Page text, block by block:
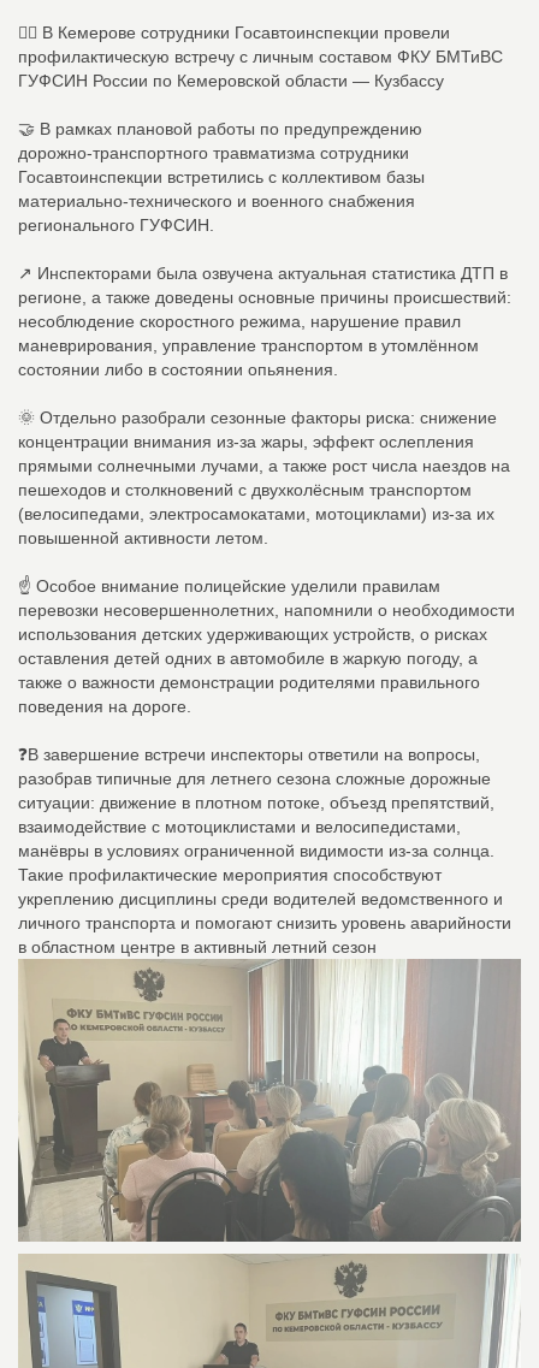
👮‍♂ В Кемерове сотрудники Госавтоинспекции провели
профилактическую встречу с личным составом ФКУ БМТиВС
ГУФСИН России по Кемеровской области — Кузбассу
🤝 В рамках плановой работы по предупреждению
дорожно‑транспортного травматизма сотрудники
Госавтоинспекции встретились с коллективом базы
материально‑технического и военного снабжения
регионального ГУФСИН.
↗ Инспекторами была озвучена актуальная статистика ДТП в
регионе, а также доведены основные причины происшествий:
несоблюдение скоростного режима, нарушение правил
маневрирования, управление транспортом в утомлённом
состоянии либо в состоянии опьянения.
🌞 Отдельно разобрали сезонные факторы риска: снижение
концентрации внимания из‑за жары, эффект ослепления
прямыми солнечными лучами, а также рост числа наездов на
пешеходов и столкновений с двухколёсным транспортом
(велосипедами, электросамокатами, мотоциклами) из‑за их
повышенной активности летом.
☝ Особое внимание полицейские уделили правилам
перевозки несовершеннолетних, напомнили о необходимости
использования детских удерживающих устройств, о рисках
оставления детей одних в автомобиле в жаркую погоду, а
также о важности демонстрации родителями правильного
поведения на дороге.
❓В завершение встречи инспекторы ответили на вопросы,
разобрав типичные для летнего сезона сложные дорожные
ситуации: движение в плотном потоке, объезд препятствий,
взаимодействие с мотоциклистами и велосипедистами,
манёвры в условиях ограниченной видимости из‑за солнца.
Такие профилактические мероприятия способствуют
укреплению дисциплины среди водителей ведомственного и
личного транспорта и помогают снизить уровень аварийности
в областном центре в активный летний сезон